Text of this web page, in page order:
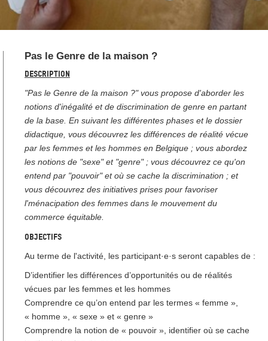
Pas le Genre de la maison ?
Description
"Pas le Genre de la maison ?" vous propose d'aborder les
notions d'inégalité et de discrimination de genre en partant
de la base. En suivant les différentes phases et le dossier
didactique, vous découvrez les différences de réalité vécue
par les femmes et les hommes en Belgique ; vous abordez
les notions de "sexe" et "genre" ; vous découvrez ce qu'on
entend par "pouvoir" et où se cache la discrimination ; et
vous découvrez des initiatives prises pour favoriser
l'ménacipation des femmes dans le mouvement du
commerce équitable.
Objectifs
Au terme de l'activité, les participant·e·s seront capables de :
D’identifier les différences d’opportunités ou de réalités
vécues par les femmes et les hommes
Comprendre ce qu’on entend par les termes « femme »,
« homme », « sexe » et « genre »
Comprendre la notion de « pouvoir », identifier où se cache